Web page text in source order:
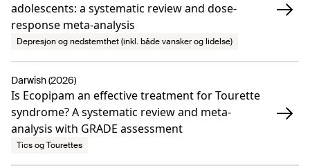
adolescents: a systematic review and dose-
response meta-analysis
Depresjon og nedstemthet (inkl. både vansker og lidelse)
Is Ecopipam an effective treatment for Tourette
syndrome? A systematic review and meta-
analysis with GRADE assessment
Darwish (2026)
Tics og Tourettes